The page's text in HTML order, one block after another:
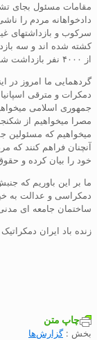
مقامات مسئول بجای
دادخواهانه مردم را
کشته شده اند و سه
از ۴۰۰۰ نفر بازداشت شده اند.
گردهمایی ما امروز در
دمکرات و مترقی
جمهوری اسلامی
مصرا میخواهیم از
میخواهیم که مسئولین
آنچنان فراهم کنند که
خود را بیان کرده و
ما بر این باوریم که
دمکراسی و عدالت بە
ساختمان جامعه ای
زنده باد ایران
چاپ متن
بخش :گزارش‌ها